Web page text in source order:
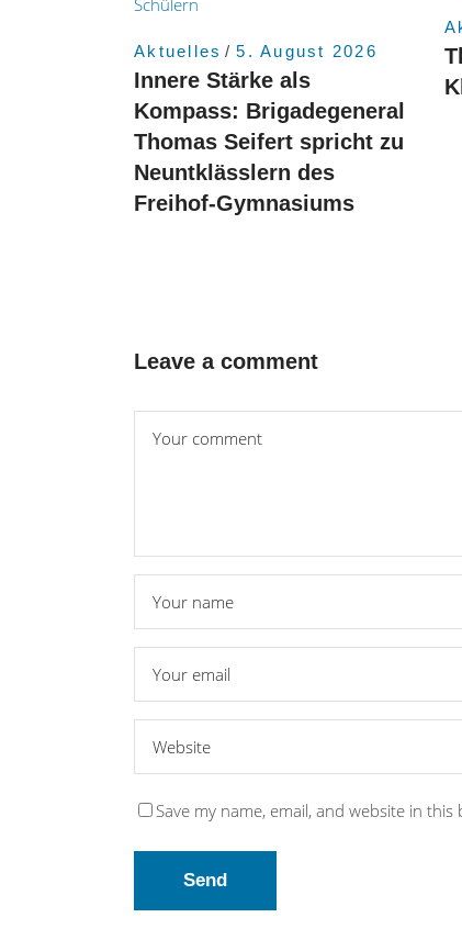
Aktuelles 5. August 2026
Innere Stärke als
Kompass: Brigadegeneral
Thomas Seifert spricht zu
Neuntklässlern des
Freihof-Gymnasiums
Leave a comment
Save my name, email, and website in